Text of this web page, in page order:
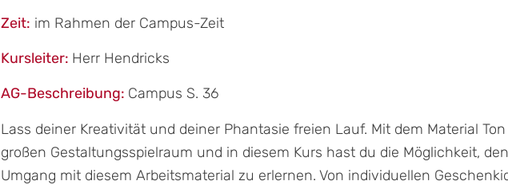
Zeit: im Rahmen der Campus-Zeit
Kursleiter: Herr Hendricks
AG-Beschreibung: Campus S. 36
Lass deiner Kreativität und deiner Phantasie freien Lauf. Mit dem Material
großen Gestaltungsspielraum und in diesem Kurs hast du die Möglichkeit,
Umgang mit diesem Arbeitsmaterial zu erlernen. Von individuellen